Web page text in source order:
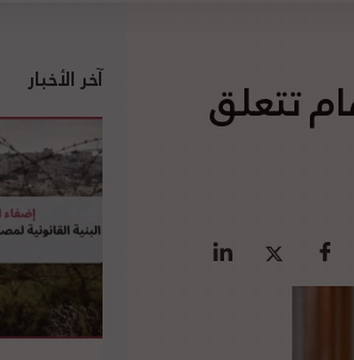
تتعلق
آخر الأخبار